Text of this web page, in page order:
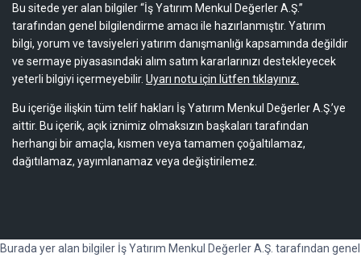
Bu sitede yer alan bilgiler “İş Yatırım Menkul Değerler A.Ş.”
tarafından genel bilgilendirme amacı ile hazırlanmıştır. Yatırım
bilgi, yorum ve tavsiyeleri yatırım danışmanlığı kapsamında değildir
ve sermaye piyasasındaki alım satım kararlarınızı destekleyecek
yeterli bilgiyi içermeyebilir. Uyarı notu için lütfen tıklayınız.
Bu içeriğe ilişkin tüm telif hakları İş Yatırım Menkul Değerler A.Ş.’ye
aittir. Bu içerik, açık iznimiz olmaksızın başkaları tarafından
herhangi bir amaçla, kısmen veya tamamen çoğaltılamaz,
dağıtılamaz, yayımlanamaz veya değiştirilemez.
Burada yer alan bilgiler İş Yatırım Menkul Değerler A.Ş. tarafından genel